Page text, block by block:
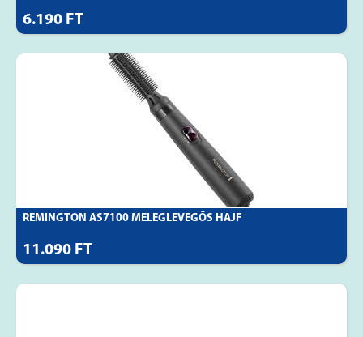
6.190 FT
REMINGTON AS7100 MELEGLEVEGŐS HAJF
11.090 FT